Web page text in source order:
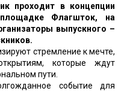
проходит в концепции
Флагшток, на
выпускного –
стремление к мечте,
которые ждут
пути.
событие для